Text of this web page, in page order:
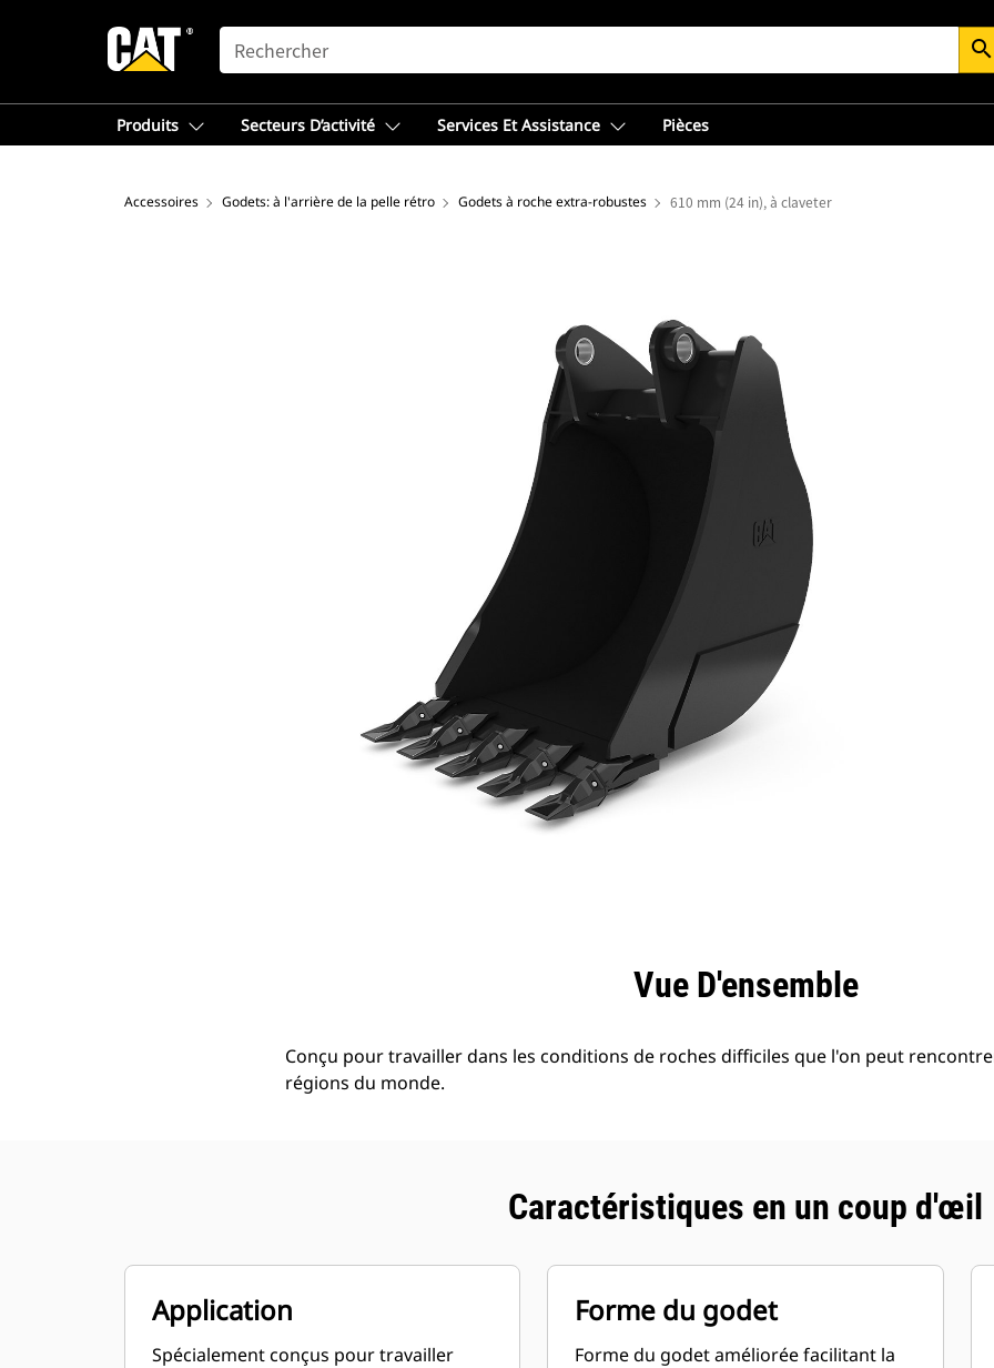
SEARCH search
Produits Secteurs D’activité Services Et Assistance Pièces
Accessoires Godets: à l'arrière de la pelle rétro Godets à roche extra-robustes 610 mm (24 in), à claveter
Vue D'ensemble
Conçu pour travailler dans les conditions de roches difficiles que l'on peut
régions du monde.
Caractéristiques en un coup d'œil
Application
Spécialement conçus pour travailler
Forme du godet
Forme du godet améliorée facilitant la